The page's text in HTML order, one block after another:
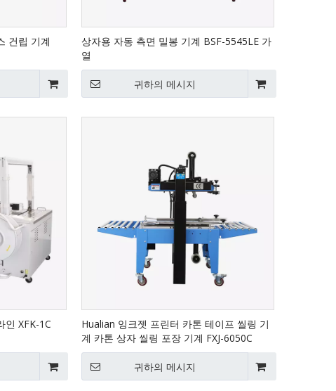
건립 기계
상자용 자동 측면 밀봉 기계 BSF-5545LE 가
열
귀하의 메시지
인 XFK-1C
Hualian 잉크젯 프린터 카톤 테이프 씰링 기
계 카톤 상자 씰링 포장 기계 FXJ-6050C
귀하의 메시지